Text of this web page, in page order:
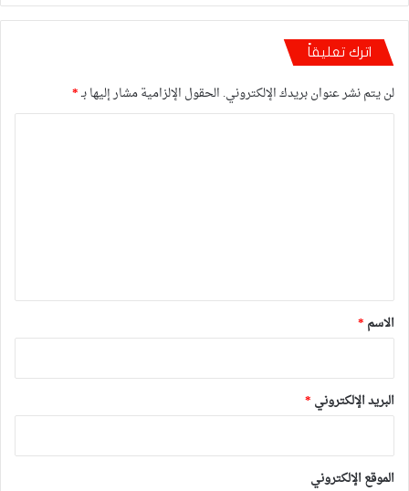
اترك تعليقاً
لن يتم نشر عنوان بريدك الإلكتروني. الحقول الإلزامية مشار إليها بـ*
*
الاسم *
البريد الإلكتروني *
الموقع الإلكتروني